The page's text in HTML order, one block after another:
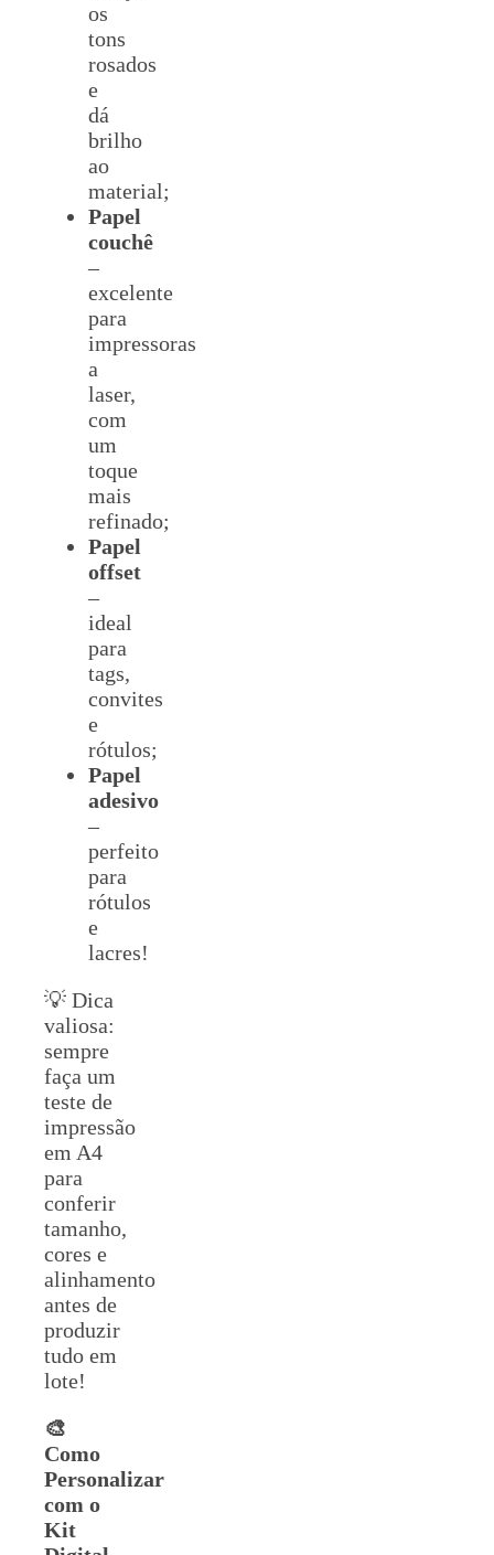
os
tons
rosados
e
dá
brilho
ao
material;
Papel
couchê
–
excelente
para
impressoras
a
laser,
com
um
toque
mais
refinado;
Papel
offset
–
ideal
para
tags,
convites
e
rótulos;
Papel
adesivo
–
perfeito
para
rótulos
e
lacres!
💡 Dica
valiosa:
sempre
faça um
teste de
impressão
em A4
para
conferir
tamanho,
cores e
alinhamento
antes de
produzir
tudo em
lote!
🎨
Como
Personalizar
com o
Kit